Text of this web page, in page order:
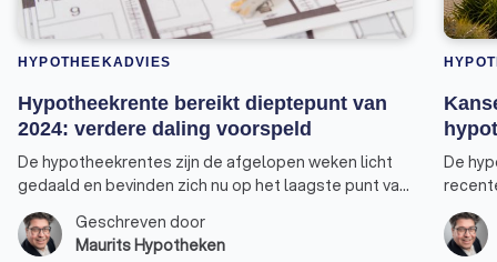
HYPOTHEEKADVIES
Hypotheekrente bereikt dieptepunt van
2024: verdere daling voorspeld
De hypotheekrentes zijn de afgelopen weken licht
gedaald en bevinden zich nu op het laagste punt van
2024. Vooral de rentepercentages voor 30, 20 en 10
jaar-vast bereikten een nieuw dieptepunt. De rente
voor 10 jaar vast, de populairste keuze onder
Geschreven door
Maurits Hypotheken
De